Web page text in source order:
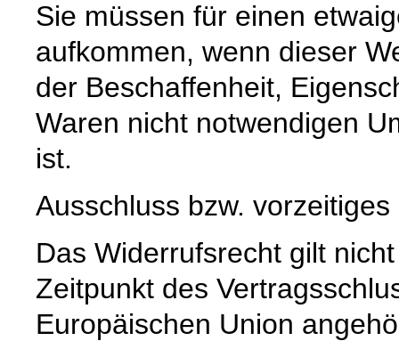
Sie müssen für einen
aufkommen, wenn dieser
der Beschaffenheit,
Waren nicht notwendigen
ist.
Ausschluss bzw.
Das Widerrufsrecht gilt
Zeitpunkt des
Europäischen Union